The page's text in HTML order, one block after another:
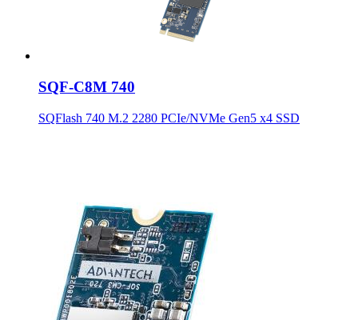
SQF-C8M 740
SQFlash 740 M.2 2280 PCIe/NVMe Gen5 x4 SSD